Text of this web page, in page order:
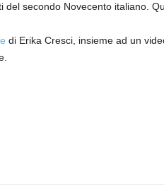
del secondo Novecento italiano.
di Erika Cresci, insieme ad un